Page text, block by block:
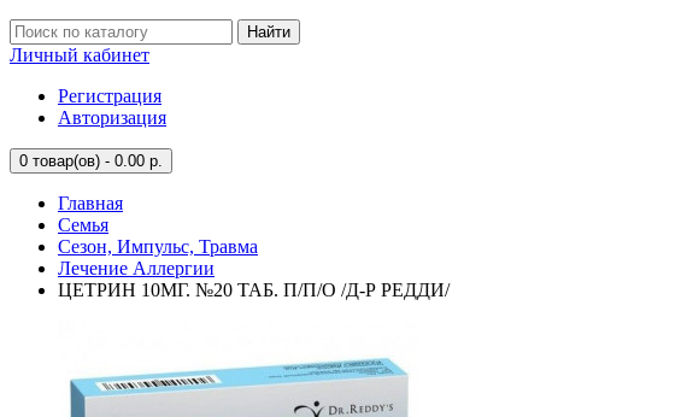
Найти
Личный кабинет
Регистрация
Авторизация
0 товар(ов) - 0.00 р.
Главная
Семья
Сезон, Импульс, Травма
Лечение Аллергии
ЦЕТРИН 10МГ. №20 ТАБ. П/П/О /Д-Р РЕДДИ/